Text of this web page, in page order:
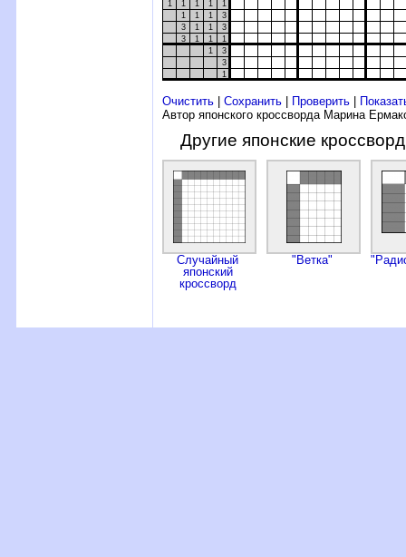
1
1 1 1
1
1
1 1
3
3
1 1
3
3
1 1
1
1
3
3
1
Очистить Сохранить Проверить
Автор японского кроссворда Марина
Другие японские
Случайный
японский
кроссворд
"Ветка"